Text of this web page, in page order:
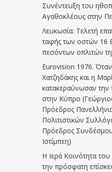
Συνέντευξη του
Αγαθοκλέους στην
Λευκωσία: Τελετή
ταφής των οστών 16
πεσόντων οπλιτών
Eurovision 1976.
Χατζηδάκης και η
κατακεραύνωσαν την
στην Κύπρο
Πρόεδρος
Πολιτιστικών
Πρόεδρος
Ιστίμπεη)
Η Ιερά Κοινότητα
την πρόσφατη